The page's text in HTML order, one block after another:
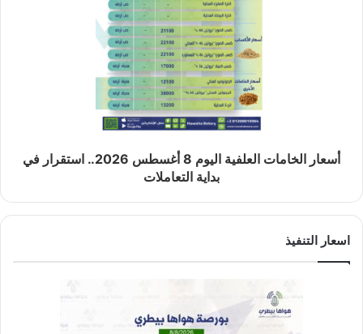
أسعار الخامات العلفية اليوم 8 أغسطس 2026.. استقرار في
بداية التعاملات
اسعار التنفيذ